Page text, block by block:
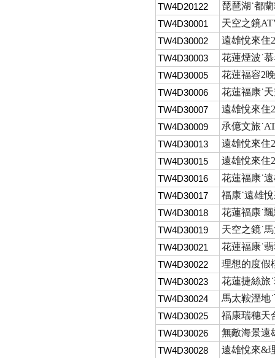
TW4D20122
琵琶湖˙都
TW4D30001
天空之鏡
TW4D30002
遠雄悅來住
TW4D30003
花蓮煙波˙
TW4D30005
花蓮福容2
TW4D30006
花蓮福康˙
TW4D30007
遠雄悅來住
TW4D30009
承億文旅
TW4D30013
遠雄悅來住
TW4D30015
遠雄悅來住
TW4D30016
花蓮福康˙
TW4D30017
福康˙遠雄
TW4D30018
花蓮福康˙
TW4D30019
天空之鏡˙
TW4D30021
花蓮福康˙
TW4D30022
理想的度假
TW4D30023
花蓮捷絲旅
TW4D30024
馬太鞍溼地
TW4D30025
福康瑞穗天
TW4D30026
無敵海景遠
TW4D30028
遠雄悅來&